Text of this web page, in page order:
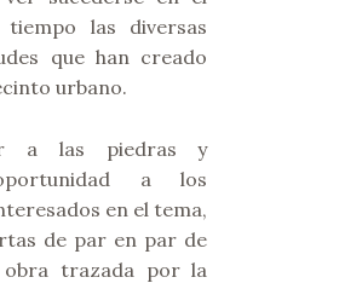
las diversas
que han creado
urbano.
a las piedras y
a los
en el tema,
de par en par de
obra trazada por la